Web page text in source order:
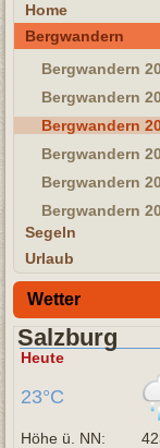
Home
Bergwandern
Bergwandern
Bergwandern
Bergwandern
Bergwandern
Bergwandern
Bergwandern
Segeln
Urlaub
Wetter
Salzburg
Heute
23°C
Höhe ü. NN: